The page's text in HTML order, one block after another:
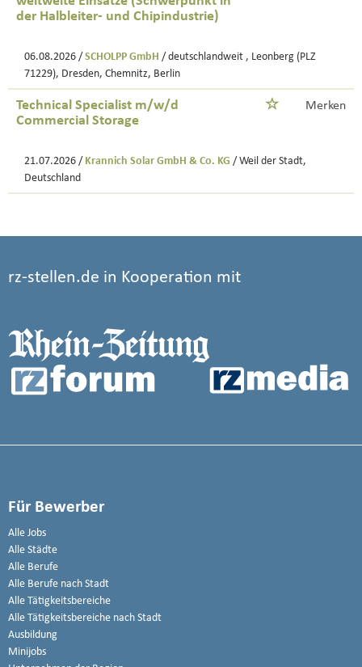
der Halbleiter- und Chipindustrie)
06.08.2026 / SCHOLPP GmbH / deutschlandweit , Leonberg (PLZ
71229), Dresden, Chemnitz, Berlin
Technical Specialist m/w/d
Commercial Storage
Merken
21.07.2026 / Krannich Solar GmbH & Co. KG / Weil der Stadt,
Deutschland
rz-stellen.de in Kooperation mit
Für Bewerber
Alle Jobs
Alle Städte
Alle Berufe
Alle Berufe nach Stadt
Alle Tätigkeitsbereiche
Alle Tätigkeitsbereiche nach Stadt
Ausbildung
Minijobs